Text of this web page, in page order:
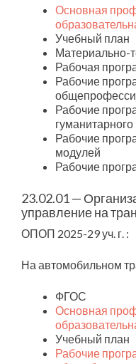
Основная
Учебный план
Материально-
Рабочая
Рабочие
Рабочие
гуманитарного
Рабочие
модулей
Рабочие
23.02.01 —
управление на
ОПОП 2025-29 уч. г. :
На автомобильном
ФГОС
Основная
Учебный план
Рабочие